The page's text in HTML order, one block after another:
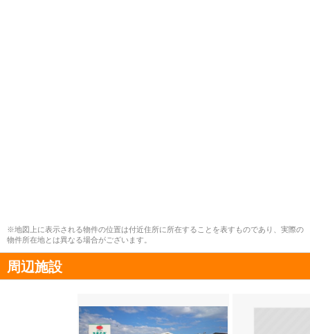
※地図上に表示される物件の位置は付近住所に所在することを表すものであり、実際の
物件所在地とは異なる場合がございます。
周辺施設